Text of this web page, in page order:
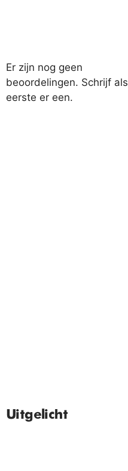
Er zijn nog geen
beoordelingen. Schrijf als
eerste er een.
Uitgelicht